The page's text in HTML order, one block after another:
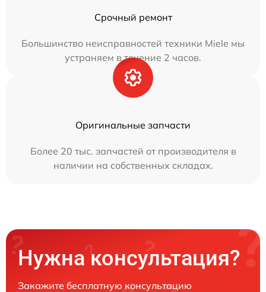
Срочный ремонт
Большинство неисправностей техники Miele мы
устраняем в течение 2 часов.
Оригинальные запчасти
Более 20 тыс. запчастей от производителя в
наличии на собственных складах.
Нужна консультация?
Закажите бесплатную консультацию